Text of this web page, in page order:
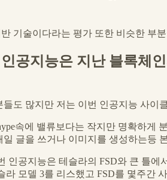
기술이다라는 평가 또한 비슷한 부
공지능은 지난 블록체
들도 많지만 저는 이번 인공지능 사이
속에 밸류보다는 작지만 명확하게
글을 쓰거나 이미지를 생성하는등
인공지능은 테슬라의 FSD와 큰 틀
라 모델 3를 리스했고 FSD를 몇주간